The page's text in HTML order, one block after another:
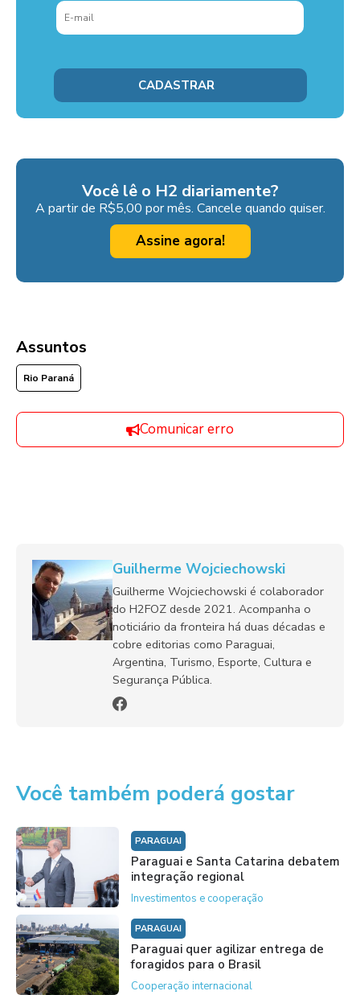
Você lê o H2 diariamente?
A partir de R$5,00 por mês. Cancele quando quiser.
Assine agora!
Assuntos
Rio Paraná
Comunicar erro
Guilherme Wojciechowski
Guilherme Wojciechowski é colaborador
do H2FOZ desde 2021. Acompanha o
noticiário da fronteira há duas décadas e
cobre editorias como Paraguai,
Argentina, Turismo, Esporte, Cultura e
Segurança Pública.
Você também poderá gostar
PARAGUAI
Paraguai e Santa Catarina debatem
integração regional
Investimentos e cooperação
PARAGUAI
Paraguai quer agilizar entrega de
foragidos para o Brasil
Cooperação internacional